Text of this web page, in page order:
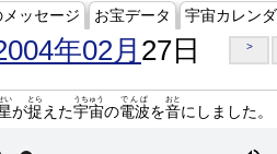
ッセージ お宝データ 宇宙カレン
年02月 27日 >
い
が捉
とら
えた宇宙
うちゅう
の電波
でんぱ
を音
おと
にしました。